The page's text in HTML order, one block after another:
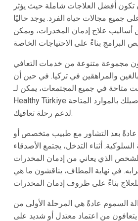
أفضل العلاجات شاملة حيث يؤثر
جميع مجالات حياة الفرد. يوجد حاليًا
علاج إدمان المخدرات، ويمكن
مجموعة متنوعة من خدمات التعافي
والمراهقين في تركيا. في حين أن
متاحة في جميع المجتمعات، يمكن لـ
Healthy Türkiye المساعدة في توصيلك بالموارد المتاحة
لدعم رحلة تعافيك.
عادةً بعد التشاور مع طبيب متخصص أو
أثناء التدخل، يجتمع الأصدقاء
الذي يعاني من إدمان المخدرات
في نهاية المطاف، يناقشون ما هي
السموم عادةً هي المرحلة الأولى من
من اعتماد معتدل أو شديد على